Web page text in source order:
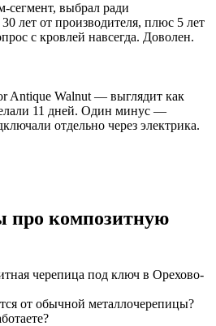
выбрал ради
лет от производителя, плюс 5 лет
с кровлей навсегда. Доволен.
Antique Walnut — выглядит как
11 дней. Один минус —
отдельно через электрика.
про композитную
черепица под ключ в Орехово-
от обычной металлочерепицы?